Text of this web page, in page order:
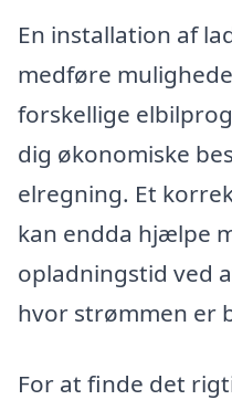
En installation af
medføre
forskellige
dig økonomiske
elregning. Et
kan endda hjælpe
opladningstid ved
hvor strømmen er
For at finde det